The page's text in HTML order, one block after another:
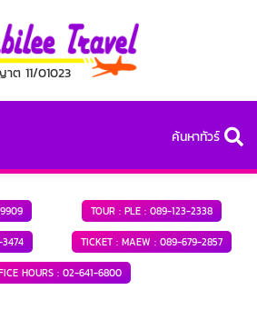
ต 11/01023
ค้นหาทัวร์
TOUR : PLE : 089-123-2338
TICKET : MAEW : 089-679-2857
HOURS : 02-641-6800